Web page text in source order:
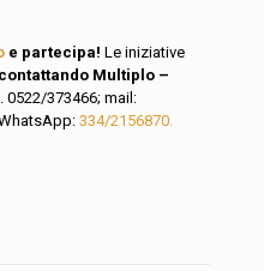
e partecipa! Le iniziative
Multiplo –
0522/373466; mail:
334/2156870.